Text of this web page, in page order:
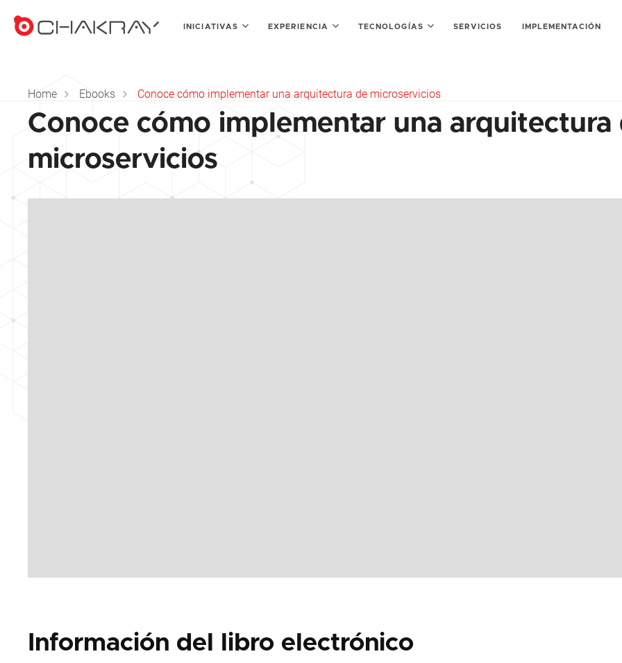
INICIATIVAS EXPERIENCIA TECNOLOGÍAS SERVICIOS IMPLEMENTACIÓN
Home Ebooks Conoce cómo implementar una arquitectura de microservicios
Conoce cómo implementar una arquitectura
microservicios
Información del libro electrónico